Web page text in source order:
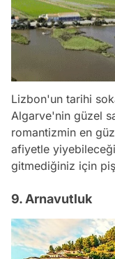
Lizbon'un tarihi
Algarve'nin güzel
romantizmin en
afiyetle
gitmediğiniz için
9. Arnavutluk